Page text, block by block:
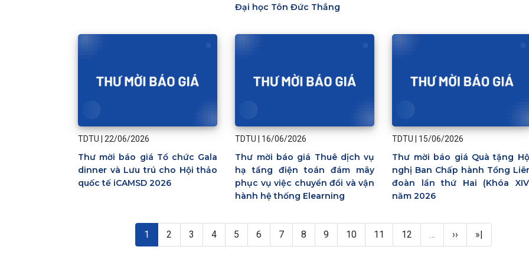
Đại học Tôn Đức Thắng
TDTU 22/06/2026
Thư mời báo giá Tổ chức Gala
dinner và Lưu trú cho Hội thảo
quốc tế iCAMSD 2026
TDTU 16/06/2026
Thư mời báo giá Thuê dịch vụ
hạ tầng điện toán đám mây
phục vụ việc chuyển đổi và vận
hành hệ thống Elearning
TDTU 15/06/2026
Thư mời báo giá Quà tặng
nghị Ban Chấp hành Tổng
đoàn lần thứ Hai (Khóa
năm 2026
Trang hiện thời
1 Page
2 Page
3 Page
4 Page
5 Page
6 Page
7 Page
8 Page
9 Page
10 Page
11 Page
12 … Next page
›› Last page
»|